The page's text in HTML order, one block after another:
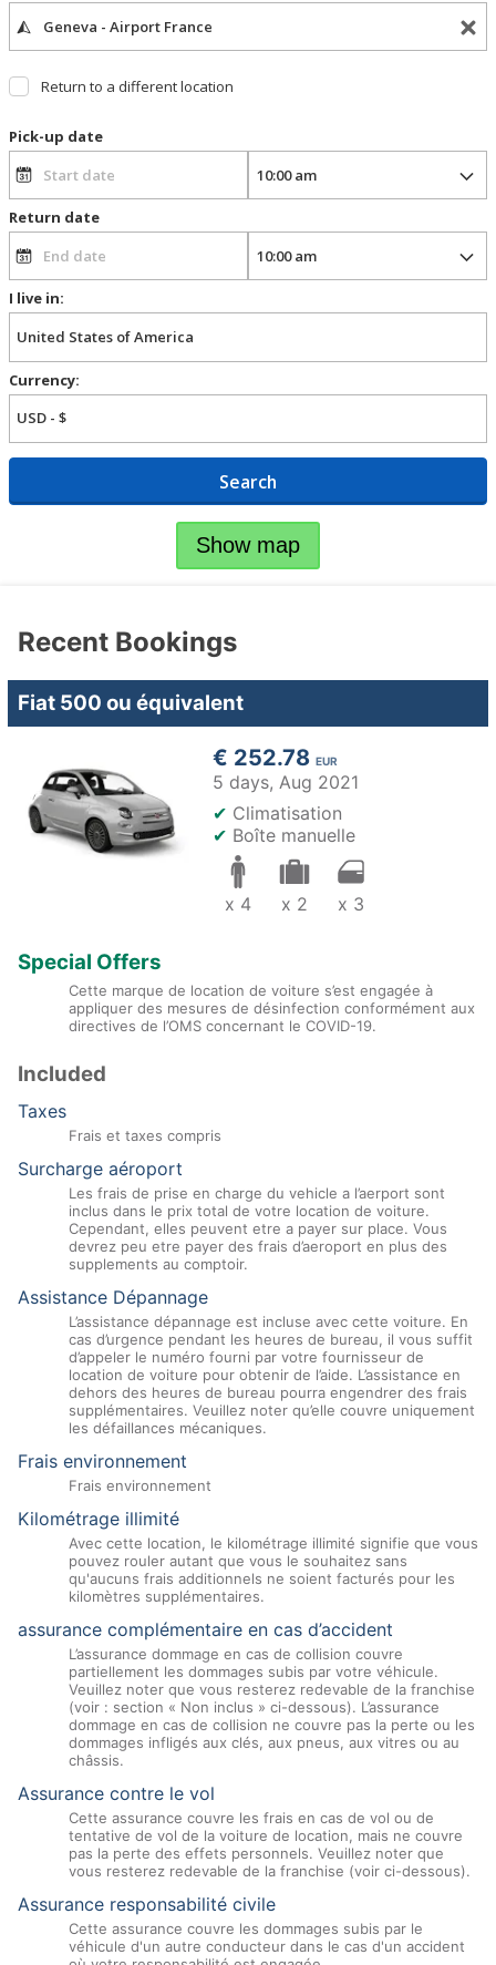
Return to a different location
Pick-up date
Return date
I live in:
Currency:
Search
Show map
Recent Bookings
Fiat 500 ou équivalent
€ 252.78 EUR
5 days, Aug 2021
✔ Climatisation
✔ Boîte manuelle
x 4 x 2 x 3
Special Offers
Cette marque de location de voiture s’est engagée à
appliquer des mesures de désinfection conformément aux
directives de l’OMS concernant le COVID-19.
Included
Taxes
Frais et taxes compris
Surcharge aéroport
Les frais de prise en charge du vehicle a l’aerport sont
inclus dans le prix total de votre location de voiture.
Cependant, elles peuvent etre a payer sur place. Vous
devrez peu etre payer des frais d’aeroport en plus des
supplements au comptoir.
Assistance Dépannage
L’assistance dépannage est incluse avec cette voiture. En
cas d’urgence pendant les heures de bureau, il vous suffit
d’appeler le numéro fourni par votre fournisseur de
location de voiture pour obtenir de l’aide. L’assistance en
dehors des heures de bureau pourra engendrer des frais
supplémentaires. Veuillez noter qu’elle couvre uniquement
les défaillances mécaniques.
Frais environnement
Frais environnement
Kilométrage illimité
Avec cette location, le kilométrage illimité signifie que vous
pouvez rouler autant que vous le souhaitez sans
qu'aucuns frais additionnels ne soient facturés pour les
kilomètres supplémentaires.
assurance complémentaire en cas d’accident
L’assurance dommage en cas de collision couvre
partiellement les dommages subis par votre véhicule.
Veuillez noter que vous resterez redevable de la franchise
(voir : section « Non inclus » ci-dessous). L’assurance
dommage en cas de collision ne couvre pas la perte ou les
dommages infligés aux clés, aux pneus, aux vitres ou au
châssis.
Assurance contre le vol
Cette assurance couvre les frais en cas de vol ou de
tentative de vol de la voiture de location, mais ne couvre
pas la perte des effets personnels. Veuillez noter que
vous resterez redevable de la franchise (voir ci-dessous).
Assurance responsabilité civile
Cette assurance couvre les dommages subis par le
véhicule d'un autre conducteur dans le cas d'un accident